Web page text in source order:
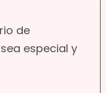
de
especial y